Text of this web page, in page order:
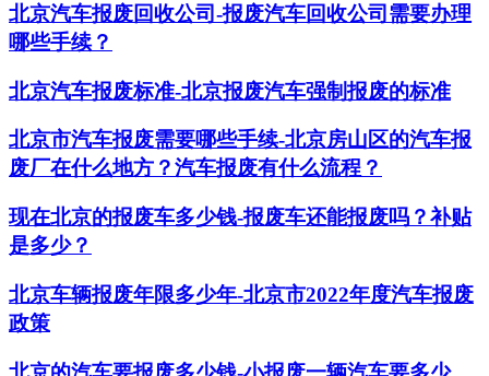
北京汽车报废回收公司-报废汽车回收公司需要办理
哪些手续？
北京汽车报废标准-北京报废汽车强制报废的标准
北京市汽车报废需要哪些手续-北京房山区的汽车报
废厂在什么地方？汽车报废有什么流程？
现在北京的报废车多少钱-报废车还能报废吗？补贴
是多少？
北京车辆报废年限多少年-北京市2022年度汽车报废
政策